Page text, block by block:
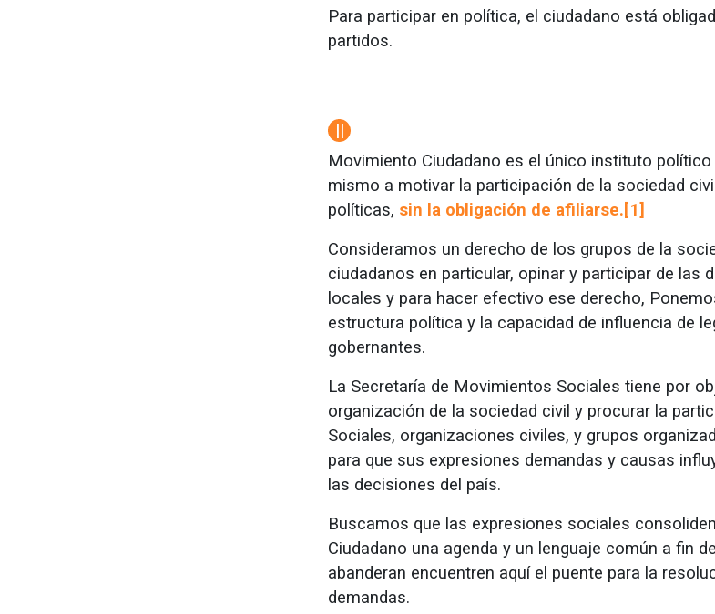
Para participar en política, el ciudadano está
partidos.
||
Movimiento Ciudadano es el único instituto
mismo a motivar la participación de la sociedad
políticas, sin la obligación de afiliarse.[1]
Consideramos un derecho de los grupos de la
ciudadanos en particular, opinar y participar de las
locales y para hacer efectivo ese derecho,
estructura política y la capacidad de influencia de
gobernantes.
La Secretaría de Movimientos Sociales tiene por
organización de la sociedad civil y procurar la
Sociales, organizaciones civiles, y grupos
para que sus expresiones demandas y causas
las decisiones del país.
Buscamos que las expresiones sociales
Ciudadano una agenda y un lenguaje común a fin
abanderan encuentren aquí el puente para la
demandas.